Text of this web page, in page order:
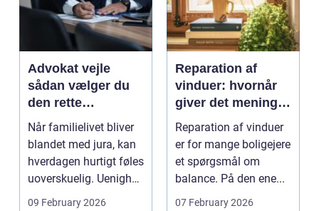
Advokat vejle
sådan vælger du
den rette
familieretsadvokat
Når familielivet bliver
blandet med jura, kan
hverdagen hurtigt føles
uoverskuelig. Uenighed
om børn...
09 February 2026
Reparation af
vinduer: hvornår
giver det mening,
og hvad skal du
vælge?
Reparation af vinduer
er for mange boligejere
et spørgsmål om
balance. På den ene...
07 February 2026